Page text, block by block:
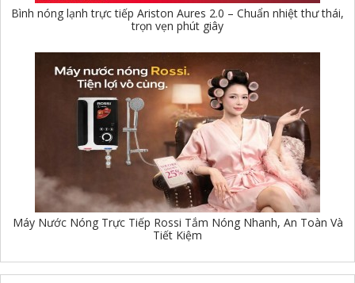
Bình nóng lạnh trực tiếp Ariston Aures 2.0 – Chuẩn nhiệt thư thái,
trọn vẹn phút giây
Máy Nước Nóng Trực Tiếp Rossi Tắm Nóng Nhanh, An Toàn Và
Tiết Kiệm